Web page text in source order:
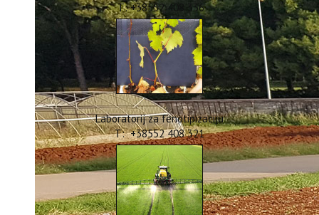
T: +38552 408 336
Laboratorij za fenotipizaciju
T: +38552 408 321